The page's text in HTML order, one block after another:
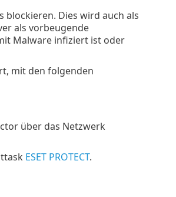
blockieren. Dies wird auch als
als vorbeugende
Malware infiziert ist oder
mit den folgenden
über das Netzwerk
ESET PROTECT.